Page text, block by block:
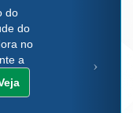
do
do
no
a